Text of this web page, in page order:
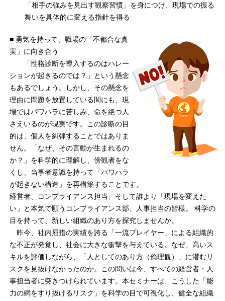
「相手の強みを見出す観察習慣」を身につけ、現場での振る
舞いを具体的に変える指針を得る
■ 勇気を持って、職場の「不都合な真
実」に向き合う
「性格診断を導入するのはハレー
ションが起きるのでは？」という懸念
もあるでしょう。しかし、その懸念を
理由に問題を放置している間にも、現
場ではパワハラに苦しみ、命を絶つ人
さえいるのが現実です。この診断の目
的は、個人を糾弾することではありま
せん。「なぜ、その言動が生まれるの
か？」を科学的に理解し、傍観者をな
くし、当事者意識を持って「パワハラ
が起きない構造」を再構築することです。
経営者、コンプライアンス担当、そして誰より「現場を変えた
い」と本気で願うコンプライアンス部、人事担当の皆様。 科学の
目を持って、新しい組織のあり方を探究しませんか。
昨今、社内屈指の実績を誇る「一流プレイヤー」による組織的
な不正が発覚し、社会に大きな衝撃を与えている。なぜ、高いス
キルを評価しながら、「人としてのあり方（倫理観）」に潜むリ
スクを見抜けなかったのか。この問いは今、すべての経営者・人
事担当者に突きつけられています。本セミナーは、こうした「能
力の網をすり抜けるリスク」を科学の目で可視化し、健全な組織